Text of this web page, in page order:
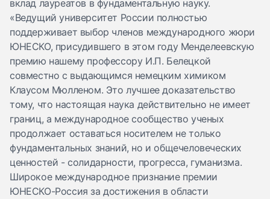
вклад лауреатов в фундаментальную науку.
«Ведущий университет России полностью
поддерживает выбор членов международного жюри
ЮНЕСКО, присудившего в этом году Менделеевскую
премию нашему профессору И.П. Белецкой
совместно с выдающимся немецким химиком
Клаусом Мюлленом. Это лучшее доказательство
тому, что настоящая наука действительно не имеет
границ, а международное сообщество ученых
продолжает оставаться носителем не только
фундаментальных знаний, но и общечеловеческих
ценностей - солидарности, прогресса, гуманизма.
Широкое международное признание премии
ЮНЕСКО-Россия за достижения в области